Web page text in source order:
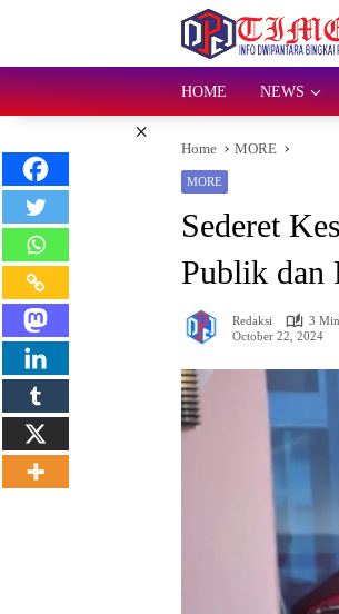
HOME NEWS
×
Home MORE
MORE
Sederet
Publik dan
Redaksi
3
October 22, 2024